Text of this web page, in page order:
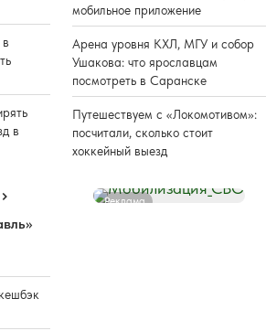
в
мобильное приложение
Арена уровня КХЛ, МГУ и собор
Ушакова: что ярославцам
посмотреть в Саранске
Путешествуем с «Локомотивом»:
посчитали, сколько стоит
хоккейный выезд
Реклама